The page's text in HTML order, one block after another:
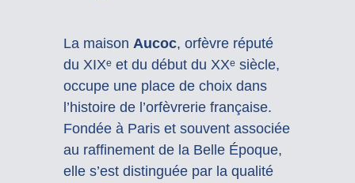
La maison Aucoc, orfèvre réputé
du XIXᵉ et du début du XXᵉ siècle,
occupe une place de choix dans
l’histoire de l’orfèvrerie française.
Fondée à Paris et souvent associée
au raffinement de la Belle Époque,
elle s’est distinguée par la qualité